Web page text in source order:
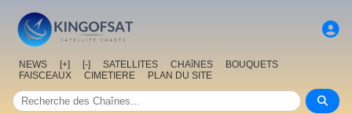
NEWS [+] [-] SATELLITES CHAîNES
BOUQUETS
FAISCEAUX
CIMETIERE PLAN DU SITE